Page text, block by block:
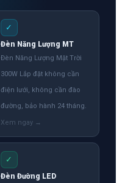
✓
Đèn Năng Lượng MT
Đèn Năng Lượng Mặt Trời
300W Lắp đặt không cần
điện lưới, không cần đào
đường, bảo hành 24 tháng.
✓
Đèn Đường LED